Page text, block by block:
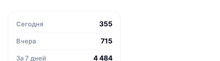
Сегодня 355
Вчера 715
За 7 дней 4 484